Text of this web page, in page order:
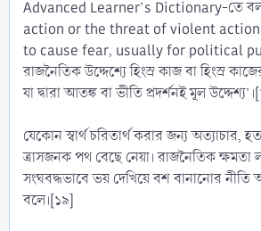
Advanced Learner’s Dictionary-তে
action or the threat of violent
to cause fear, usually for political
রাজনৈতিক উদ্দেশ্যে হিংস্র কাজ বা হিংস্র
যা দ্বারা আতঙ্ক বা ভীতি প্রদর্শনই মূল
যেকোন স্বার্থ চরিতার্থ করার জন্য অত্যাচার,
ত্রাসজনক পথ বেছে নেয়া। রাজনৈতিক ক্ষমতা
সংঘবদ্ধভাবে ভয় দেখিয়ে বশ বানানোর নীতি
বলে।[১৯]